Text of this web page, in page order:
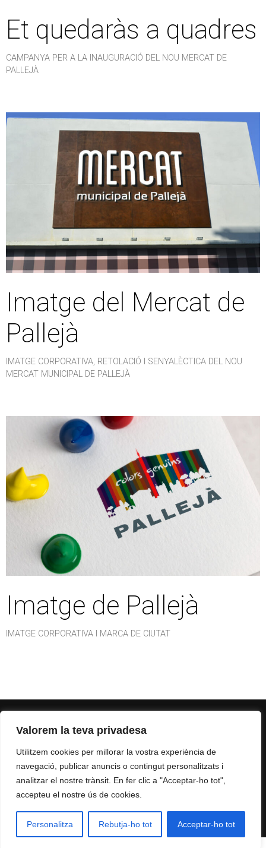
Valorem la teva privadesa
Utilitzem cookies per millorar la vostra experiència de
navegació, publicar anuncis o contingut personalitzats i
analitzar el nostre trànsit. En fer clic a "Acceptar-ho tot",
accepteu el nostre ús de cookies.
Personalitza Rebutja-ho tot Acceptar-ho tot
Et quedaràs a quadres
CAMPANYA PER A LA INAUGURACIÓ DEL NOU MERCAT DE
PALLEJÀ
Imatge del Mercat de
Pallejà
IMATGE CORPORATIVA, RETOLACIÓ I SENYALÈCTICA DEL NOU
MERCAT MUNICIPAL DE PALLEJÀ
Imatge de Pallejà
IMATGE CORPORATIVA I MARCA DE CIUTAT
Carrer Amadeu Vives, 20-22 · 08750 Molins de Rei (Barcelona)
Tel.: 933 713 537 ·quid@quidcomunicacio.com
© 2003 QUID COMUNICACIÓ SL